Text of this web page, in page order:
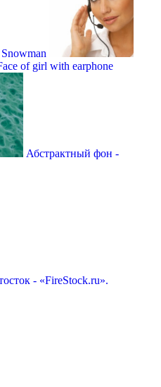
of girl with earphone
Абстрактный фон -
- «FireStock.ru».